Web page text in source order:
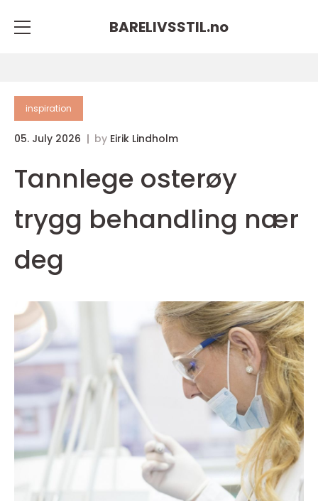
BARELIVSSTIL.no
inspiration
05. July 2026 by Eirik Lindholm
Tannlege osterøy
trygg behandling nær
deg